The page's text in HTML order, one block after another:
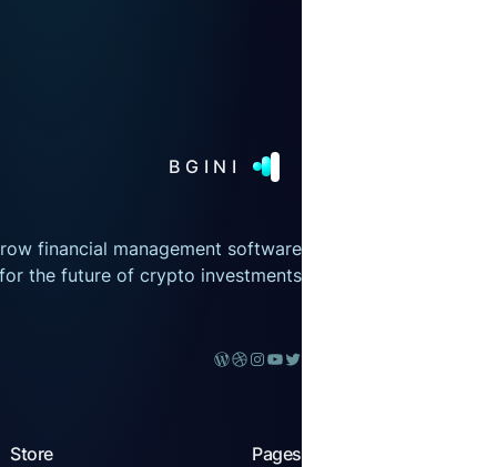
BGINI
financial management software
for the future of crypto investments.
Pages
Store